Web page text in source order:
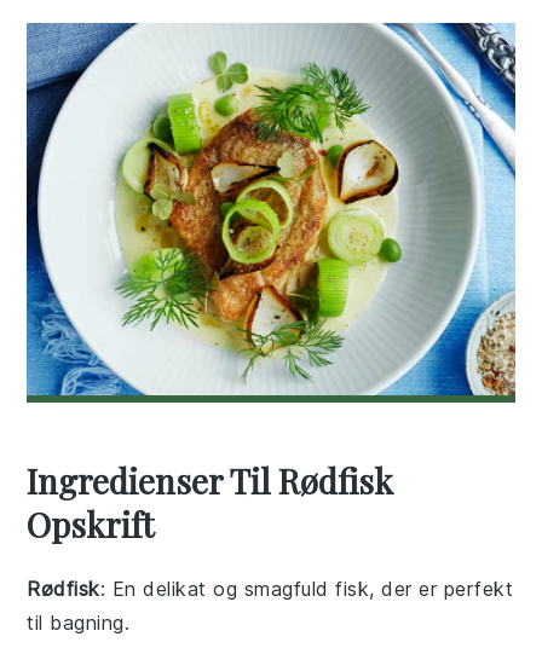
Ingredienser Til Rødfisk
Opskrift
Rødfisk: En delikat og smagfuld fisk, der er perfekt
til bagning.